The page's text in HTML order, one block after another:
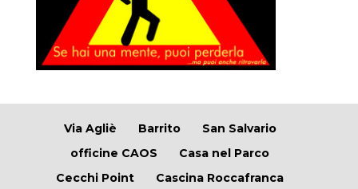
Via Agliè Barrito
San Salvario
officine CAOS
Casa nel Parco
Cecchi Point
Cascina Roccafranca